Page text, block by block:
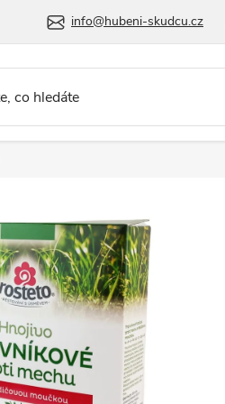
info@hubeni-skudcu.cz